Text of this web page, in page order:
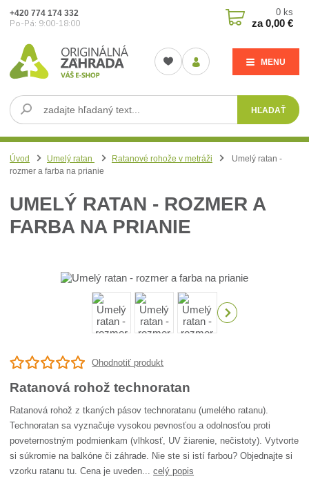
MENU
HĽADAŤ
+420 774 174 332
Po-Pá: 9:00-18:00
0 ks
za0,00 €
Úvod Umelý ratan Ratanové rohože v metráži
Umelý ratan -
rozmer a farba na prianie
UMELÝ RATAN - ROZMER A
FARBA NA PRIANIE
Ohodnotiť produkt
Ratanová rohož technoratan
Ratanová rohož z tkaných pásov technoratanu (umelého ratanu).
Technoratan sa vyznačuje vysokou pevnosťou a odolnosťou proti
poveternostným podmienkam (vlhkosť, UV žiarenie, nečistoty). Vytvorte
si súkromie na balkóne či záhrade. Nie ste si istí farbou? Objednajte si
vzorku ratanu tu. Cena je uveden...celý popis